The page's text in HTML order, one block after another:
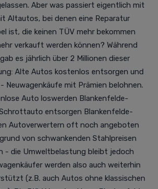
Aber was passiert eigentlich mit
Altautos, bei denen eine Reparatur
ist, die keinen TÜV mehr bekommen
verkauft werden können? Während
es jährlich über 2 Millionen dieser
Alte Autos kostenlos entsorgen und
Neuwagenkäufe mit Prämien belohnen.
Auto loswerden Blankenfelde-
entsorgen Blankenfelde-
Autoverwertern oft noch angeboten
von schwankenden Stahlpreisen
- die Umweltbelastung bleibt jedoch
werden also auch weiterhin
(z.B. auch Autos ohne klassischen